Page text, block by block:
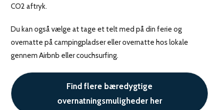
CO2 aftryk.
Du kan også vælge at tage et telt med på din ferie og
overnatte på campingpladser eller overnatte hos lokale
gennem Airbnb eller couchsurfing.
Find flere bæredygtige
overnatningsmuligheder her